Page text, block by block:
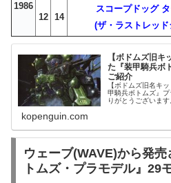
1986
12 14
スコープドッグ
(ザ・ラストレッ
【ボドムズ旧
た『装甲騎兵ボ
ご紹介
【ボドムズ旧名キ
甲騎兵ボトムズ』
りがとうございま
kopenguin.com
ウェーブ(WAVE)から発
トムズ・プラモデル』29